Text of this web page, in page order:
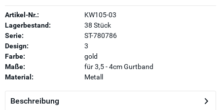
Artikel-Nr.:
KW105-03
Lagerbestand:
38 Stück
Serie:
ST-780786
Design:
3
Farbe:
gold
Maße:
für 3,5 - 4cm Gurtband
Material:
Metall
Beschreibung